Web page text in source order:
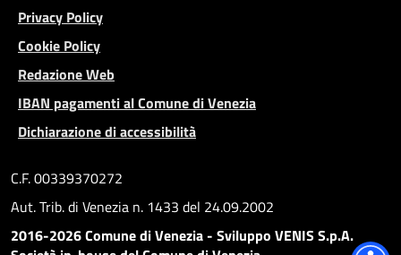
Privacy Policy
Cookie Policy
Redazione Web
IBAN pagamenti al Comune di Venezia
Dichiarazione di accessibilità
C.F. 00339370272
Aut. Trib. di Venezia n. 1433 del 24.09.2002
2016-2026 Comune di Venezia - Sviluppo VENIS S.p.A.